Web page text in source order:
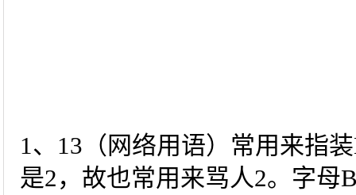
1、13（网络用语）常用来指
是2，故也常用来骂人2。字母